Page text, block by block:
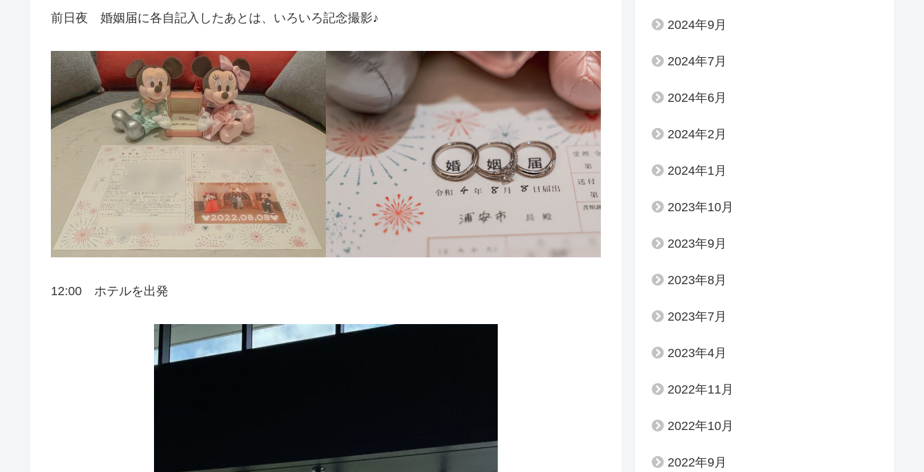
前日夜 婚姻届に各自記入したあとは、いろいろ記念撮影♪
12:00 ホテルを出発
2024年9月
2024年7月
2024年6月
2024年2月
2024年1月
2023年10月
2023年9月
2023年8月
2023年7月
2023年4月
2022年11月
2022年10月
2022年9月